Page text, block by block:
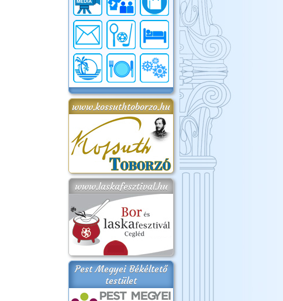
www.kossuthtoborzo.hu
www.laskafesztival.hu
Pest Megyei Békéltető
testület